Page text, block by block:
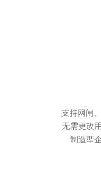
支持网闸
无需更改
制造型